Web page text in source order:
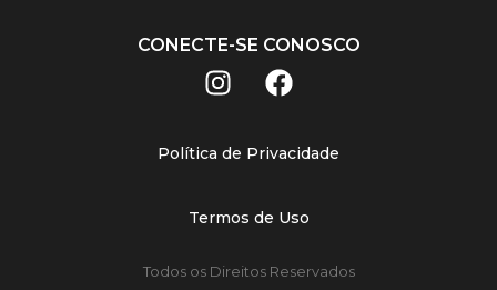
CONECTE-SE CONOSCO
Política de Privacidade
Termos de Uso
Todos os Direitos Reservados